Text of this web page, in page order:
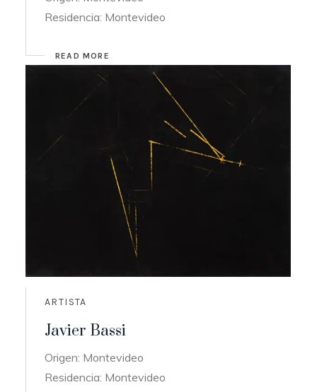
Residencia: Montevideo
READ MORE
ARTISTA
Javier Bassi
Origen: Montevideo
Residencia: Montevideo